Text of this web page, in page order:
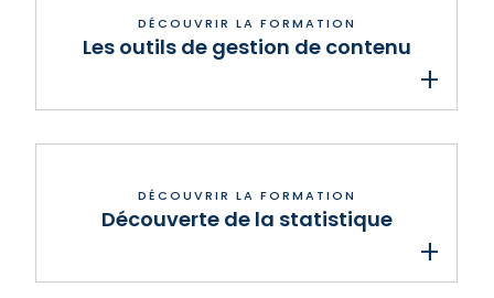
Les outils de gestion de contenu
Découverte de la statistique